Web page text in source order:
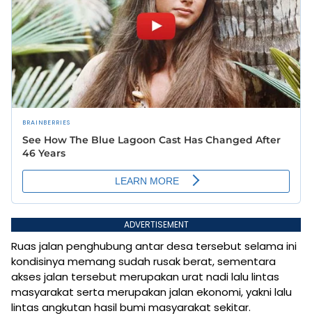
ADVERTISEMENT
Ruas jalan penghubung antar desa tersebut selama ini
kondisinya memang sudah rusak berat, sementara
akses jalan tersebut merupakan urat nadi lalu lintas
masyarakat serta merupakan jalan ekonomi, yakni lalu
lintas angkutan hasil bumi masyarakat sekitar.